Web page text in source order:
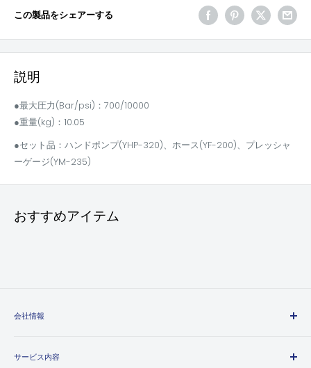
この製品をシェアーする
説明
●最大圧力(Bar/psi)：700/10000
●重量(kg)：10.05
●セット品：ハンドポンプ(YHP-320)、ホース(YF-200)、プレッシャ
ーゲージ(YM-235)
おすすめアイテム
会社情報
会社概要
サービス内容